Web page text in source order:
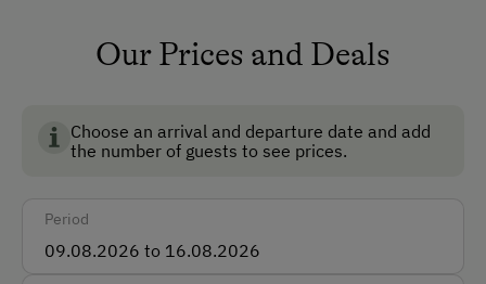
Non-Smoking Rooms
Car
Taxi
Train
Our Prices and Deals
Choose an arrival and departure date and add
the number of guests to see prices.
Period